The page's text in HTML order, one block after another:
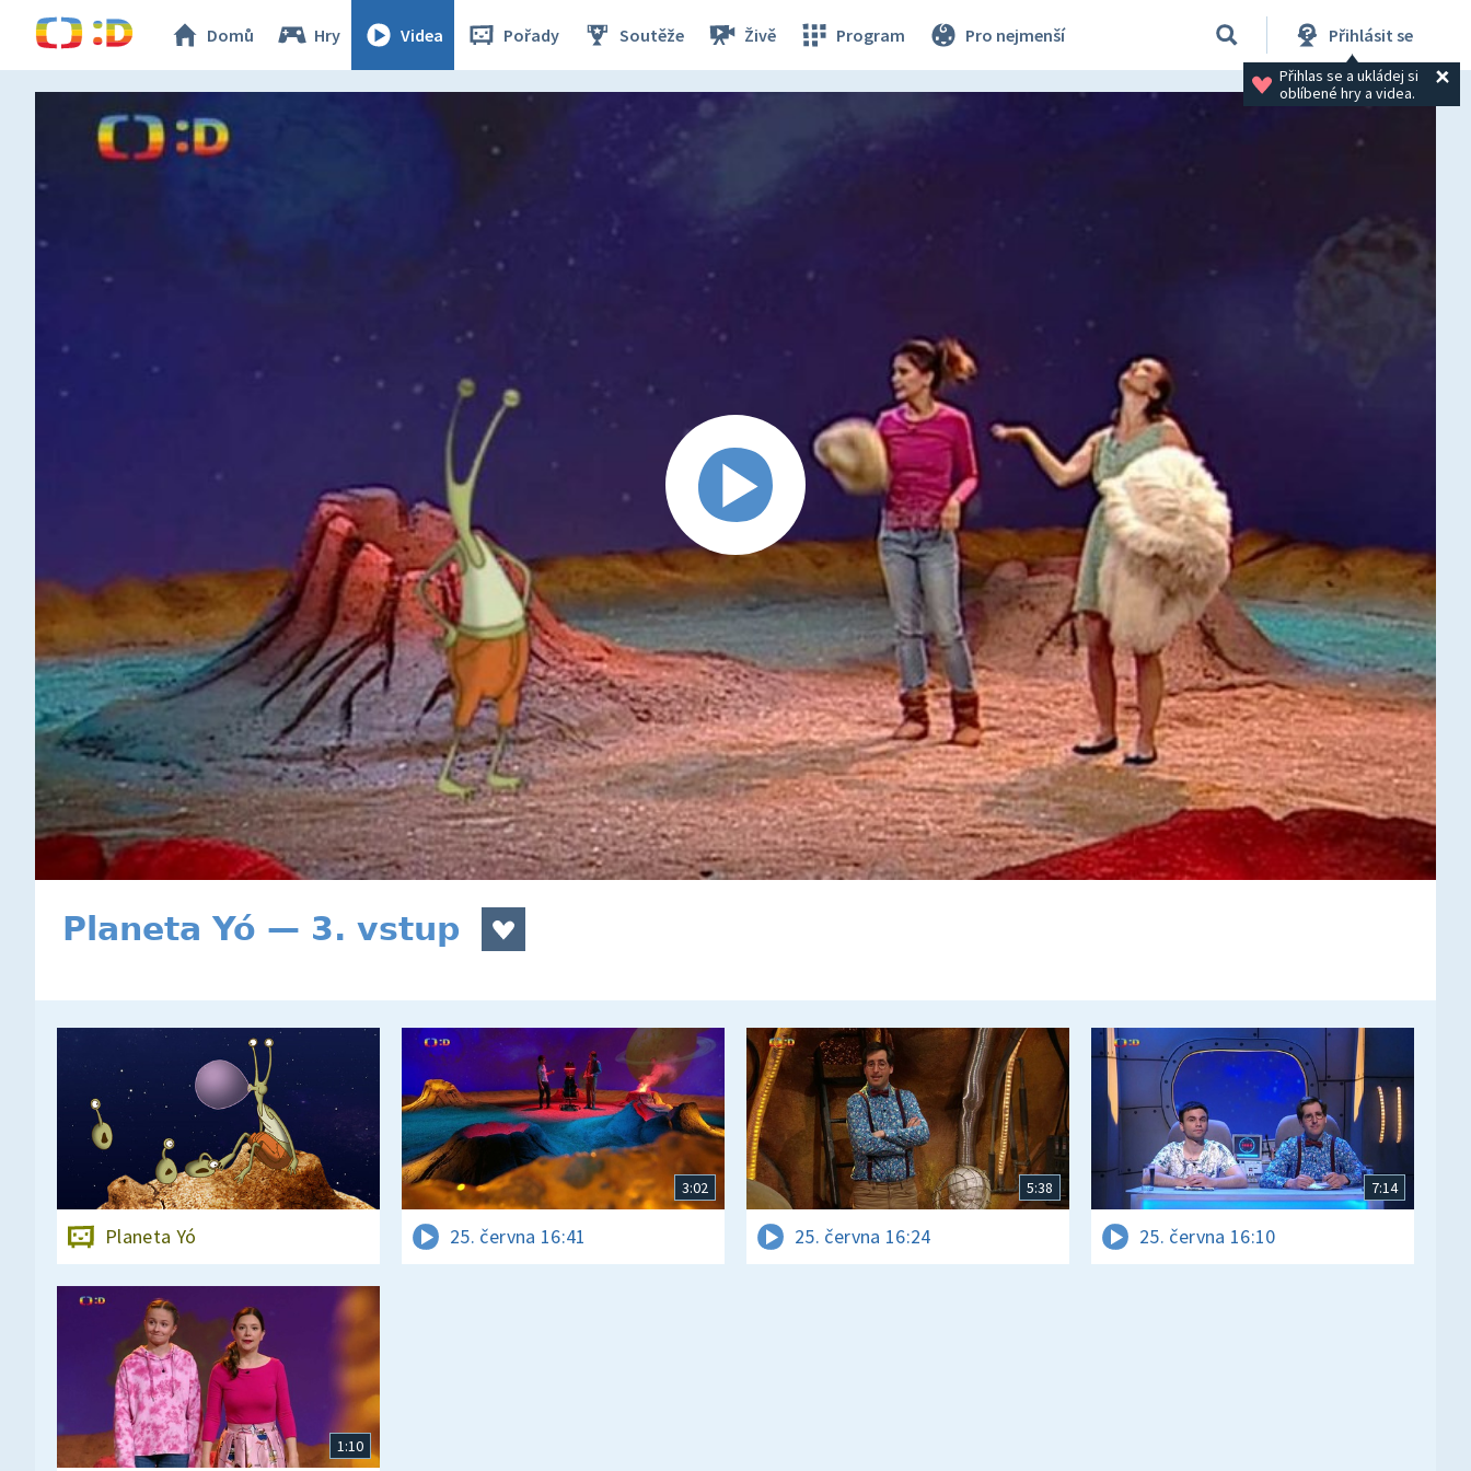
Domů Hry Videa Pořady Soutěže Živě Program Pro nejmenší Přihlásit se
Přihlas se a ukládej si
oblíbené hry a videa.
Planeta Yó — 3. vstup
Planeta Yó
3:02
25. června 16:41
5:38
25. června 16:24
7:14
25. června 16:10
1:10